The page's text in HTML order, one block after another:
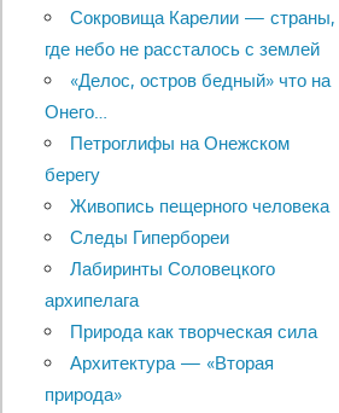
Сокровища Карелии — страны,
где небо не рассталось с землей
«Делос, остров бедный» что на
Онего…
Петроглифы на Онежском
берегу
Живопись пещерного человека
Следы Гипербореи
Лабиринты Соловецкого
архипелага
Природа как творческая сила
Архитектура — «Вторая
природа»